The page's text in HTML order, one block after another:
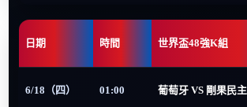
日期 時間 世界盃48強K組
6/18（四） 01:00 葡萄牙 VS 剛果民